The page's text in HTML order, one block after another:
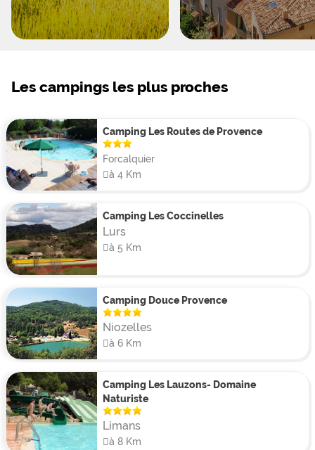
Les campings les plus proches
Camping Les Routes de Provence
Forcalquier
à 4 Km
Camping Les Coccinelles
Lurs
à 5 Km
Camping Douce Provence
Niozelles
à 6 Km
Camping Les Lauzons- Domaine
Naturiste
Limans
à 8 Km